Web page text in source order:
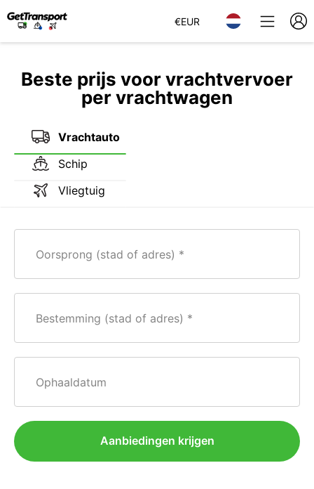
€EUR
Beste prijs voor vrachtvervoer
per vrachtwagen
Vrachtauto
Schip
Vliegtuig
Oorsprong (stad of adres)
Bestemming (stad of adres)
Ophaaldatum
Aanbiedingen krijgen